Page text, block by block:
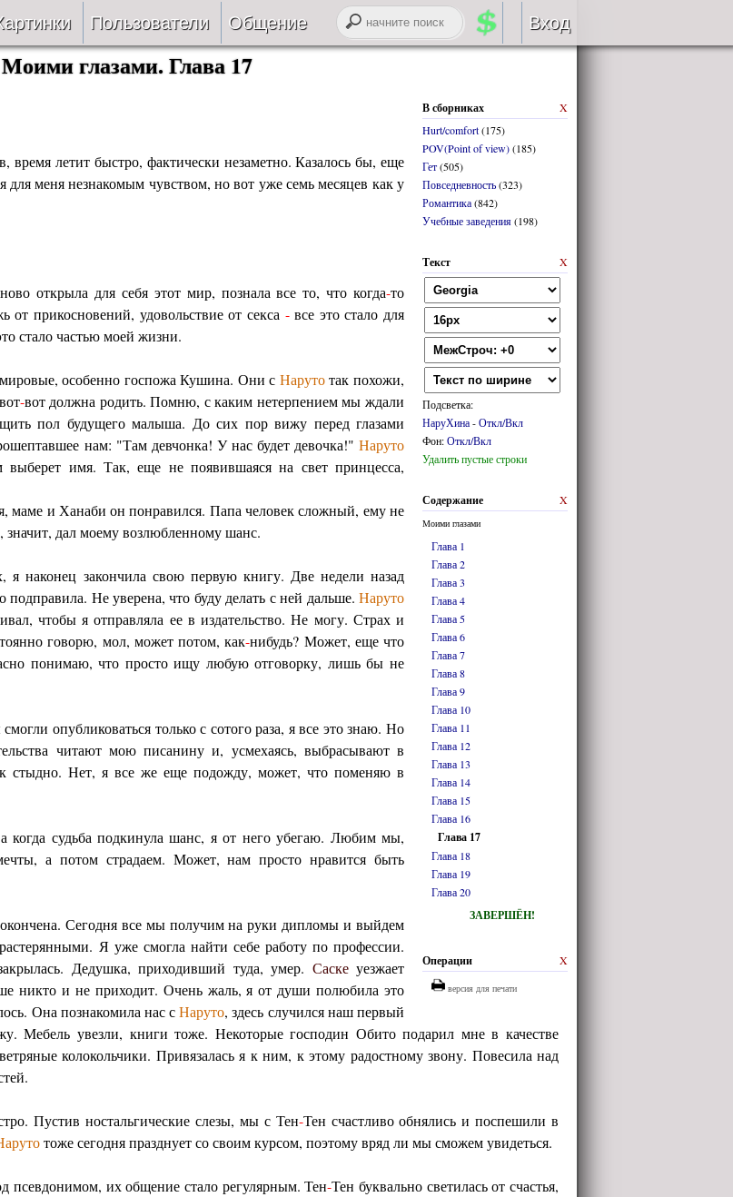
Пользователи
Авторы
Беты
За 24 часа
Общение
Вход
Авторизация
войти черезВКонтакте
регистрация
забыли логин или пароль?
Моими глазами. Глава 17
X
В сборниках
Hurt/comfort(175)
POV(Point of view)(185)
Гет(505)
Повседневность(323)
Романтика(842)
Учебные заведения(198)
X
Текст
Подсветка:
НаруХина-Откл/Вкл
Фон:Откл/Вкл
Удалить пустые строки
X
Содержание
Моими глазами
Глава 1
Глава 2
Глава 3
Глава 4
Глава 5
Глава 6
Глава 7
Глава 8
Глава 9
Глава 10
Глава 11
Глава 12
Глава 13
Глава 14
Глава 15
Глава 16
Глава 17
Глава 18
Глава 19
Глава 20
ЗАВЕРШЁН!
X
Операции
версия для печати
время летит быстро, фактически незаметно. Казалось бы, еще
для меня незнакомым чувством, но вот уже семь месяцев как у
открыла для себя этот мир, познала все то, что когда-то
прикосновений, удовольствие от секса -все это стало для
стало частью моей жизни.
особенно госпожа Кушина. Они с Нарутотак похожи,
-вот должна родить. Помню, с каким нетерпением мы ждали
пол будущего малыша. До сих пор вижу перед глазами
нам: "Там девчонка! У нас будет девочка!" Наруто
выберет имя. Так, еще не появившаяся на свет принцесса,
маме и Ханаби он понравился. Папа человек сложный, ему не
значит, дал моему возлюбленному шанс.
я наконец закончила свою первую книгу. Две недели назад
подправила. Не уверена, что буду делать с ней дальше.Наруто
чтобы я отправляла ее в издательство. Не могу. Страх и
говорю, мол, может потом, как-нибудь? Может, еще что
понимаю, что просто ищу любую отговорку, лишь бы не
опубликоваться только с сотого раза, я все это знаю. Но
читают мою писанину и, усмехаясь, выбрасывают в
стыдно. Нет, я все же еще подожду, может, что поменяю в
когда судьба подкинула шанс, я от него убегаю. Любим мы,
а потом страдаем. Может, нам просто нравится быть
Сегодня все мы получим на руки дипломы и выйдем
Я уже смогла найти себе работу по профессии.
Дедушка, приходивший туда, умер. Саскеуезжает
никто и не приходит. Очень жаль, я от души полюбила это
Она познакомила нас сНаруто, здесь случился наш первый
Мебель увезли, книги тоже. Некоторые господин Обито подарил мне в качестве
колокольчики. Привязалась я к ним, к этому радостному звону. Повесила над
Пустив ностальгические слезы, мы с Тен-Тен счастливо обнялись и поспешили в
тоже сегодня празднует со своим курсом, поэтому вряд ли мы сможем увидеться.
псевдонимом, их общение стало регулярным. Тен-Тен буквально светилась от счастья,